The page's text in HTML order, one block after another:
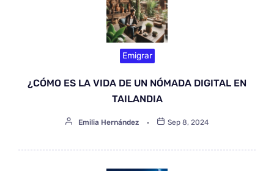
Emigrar
¿CÓMO ES LA VIDA DE UN NÓMADA DIGITAL EN
TAILANDIA
Emilia Hernández Sep 8, 2024